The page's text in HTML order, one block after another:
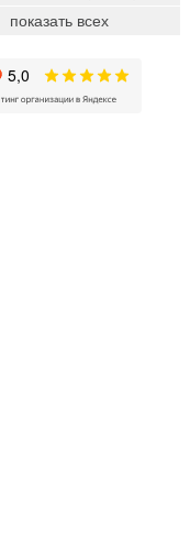
показать всех